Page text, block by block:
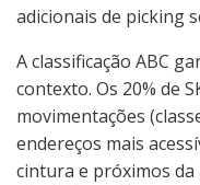
adicionais de picking
A classificação ABC
contexto. Os 20% de
movimentações
endereços mais
cintura e próximos da